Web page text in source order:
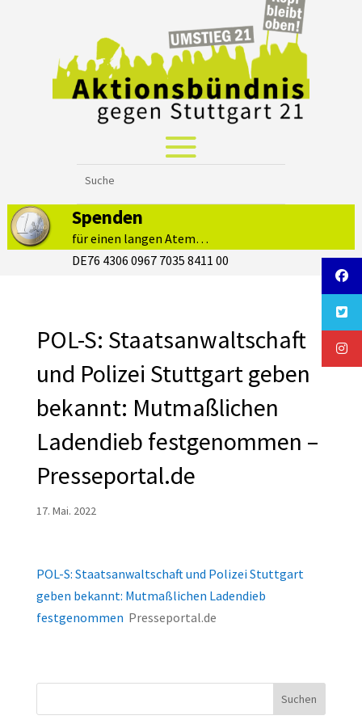
Spenden
für einen langen Atem…
DE76 4306 0967 7035 8411 00
POL-S: Staatsanwaltschaft
und Polizei Stuttgart geben
bekannt: Mutmaßlichen
Ladendieb festgenommen –
Presseportal.de
17. Mai. 2022
POL-S: Staatsanwaltschaft und Polizei Stuttgart
geben bekannt: Mutmaßlichen Ladendieb
festgenommen Presseportal.de
Suchen